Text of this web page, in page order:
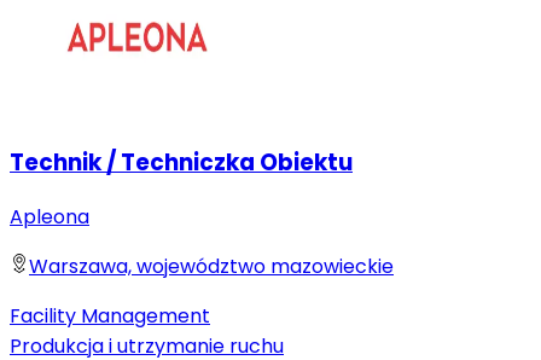
Technik / Techniczka Obiektu
Apleona
Warszawa, województwo mazowieckie
Facility Management
Produkcja i utrzymanie ruchu